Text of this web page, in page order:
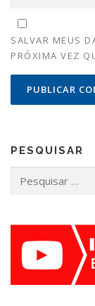
SALVAR MEUS
PRÓXIMA VEZ
PESQUISAR
por: